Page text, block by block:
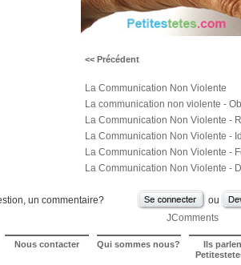
<< Précédent
La Communication Non Violente
La communication non violente -
La Communication Non Violente -
La Communication Non Violente -
La Communication Non Violente -
La Communication Non Violente -
un commentaire? ou
JComments
Nous contacter Qui sommes nous? Ils